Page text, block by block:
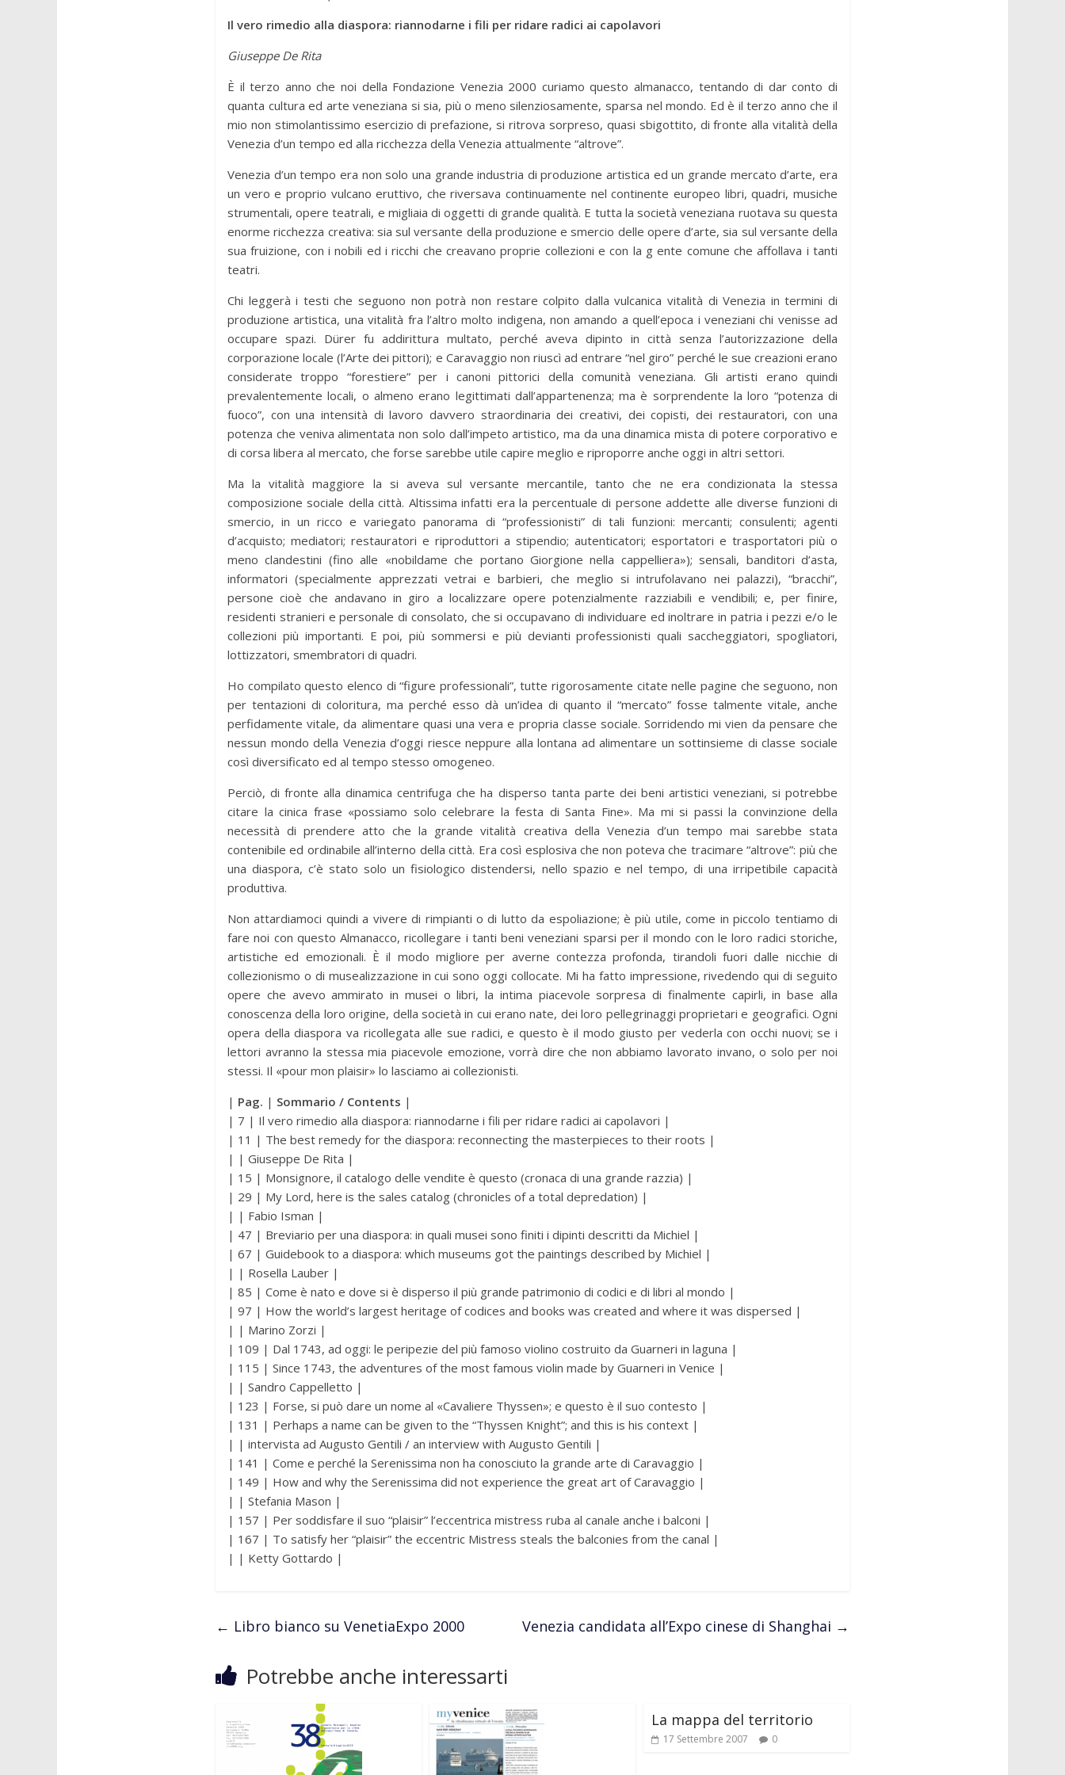
Il vero rimedio alla diaspora: riannodarne i fili per ridare radici ai capolavori
Giuseppe De Rita
È il terzo anno che noi della Fondazione Venezia 2000 curiamo questo almanacco, tentando di dar conto di
quanta cultura ed arte veneziana si sia, più o meno silenziosamente, sparsa nel mondo. Ed è il terzo anno che il
mio non stimolantissimo esercizio di prefazione, si ritrova sorpreso, quasi sbigottito, di fronte alla vitalità della
Venezia d’un tempo ed alla ricchezza della Venezia attualmente “altrove”.
Venezia d’un tempo era non solo una grande industria di produzione artistica ed un grande mercato d’arte, era
un vero e proprio vulcano eruttivo, che riversava continuamente nel continente europeo libri, quadri, musiche
strumentali, opere teatrali, e migliaia di oggetti di grande qualità. E tutta la società veneziana ruotava su questa
enorme ricchezza creativa: sia sul versante della produzione e smercio delle opere d’arte, sia sul versante della
sua fruizione, con i nobili ed i ricchi che creavano proprie collezioni e con la g ente comune che affollava i tanti
teatri.
Chi leggerà i testi che seguono non potrà non restare colpito dalla vulcanica vitalità di Venezia in termini di
produzione artistica, una vitalità fra l’altro molto indigena, non amando a quell’epoca i veneziani chi venisse ad
occupare spazi. Dürer fu addirittura multato, perché aveva dipinto in città senza l’autorizzazione della
corporazione locale (l’Arte dei pittori); e Caravaggio non riuscì ad entrare “nel giro” perché le sue creazioni erano
considerate troppo “forestiere” per i canoni pittorici della comunità veneziana. Gli artisti erano quindi
prevalentemente locali, o almeno erano legittimati dall’appartenenza; ma è sorprendente la loro “potenza di
fuoco”, con una intensità di lavoro davvero straordinaria dei creativi, dei copisti, dei restauratori, con una
potenza che veniva alimentata non solo dall’impeto artistico, ma da una dinamica mista di potere corporativo e
di corsa libera al mercato, che forse sarebbe utile capire meglio e riproporre anche oggi in altri settori.
Ma la vitalità maggiore la si aveva sul versante mercantile, tanto che ne era condizionata la stessa
composizione sociale della città. Altissima infatti era la percentuale di persone addette alle diverse funzioni di
smercio, in un ricco e variegato panorama di “professionisti” di tali funzioni: mercanti; consulenti; agenti
d’acquisto; mediatori; restauratori e riproduttori a stipendio; autenticatori; esportatori e trasportatori più o
meno clandestini (fino alle «nobildame che portano Giorgione nella cappelliera»); sensali, banditori d’asta,
informatori (specialmente apprezzati vetrai e barbieri, che meglio si intrufolavano nei palazzi), “bracchi”,
persone cioè che andavano in giro a localizzare opere potenzialmente razziabili e vendibili; e, per finire,
residenti stranieri e personale di consolato, che si occupavano di individuare ed inoltrare in patria i pezzi e/o le
collezioni più importanti. E poi, più sommersi e più devianti professionisti quali saccheggiatori, spogliatori,
lottizzatori, smembratori di quadri.
Ho compilato questo elenco di “figure professionali”, tutte rigorosamente citate nelle pagine che seguono, non
per tentazioni di coloritura, ma perché esso dà un’idea di quanto il “mercato” fosse talmente vitale, anche
perfidamente vitale, da alimentare quasi una vera e propria classe sociale. Sorridendo mi vien da pensare che
nessun mondo della Venezia d’oggi riesce neppure alla lontana ad alimentare un sottinsieme di classe sociale
così diversificato ed al tempo stesso omogeneo.
Perciò, di fronte alla dinamica centrifuga che ha disperso tanta parte dei beni artistici veneziani, si potrebbe
citare la cinica frase «possiamo solo celebrare la festa di Santa Fine». Ma mi si passi la convinzione della
necessità di prendere atto che la grande vitalità creativa della Venezia d’un tempo mai sarebbe stata
contenibile ed ordinabile all’interno della città. Era così esplosiva che non poteva che tracimare “altrove”: più che
una diaspora, c’è stato solo un fisiologico distendersi, nello spazio e nel tempo, di una irripetibile capacità
produttiva.
Non attardiamoci quindi a vivere di rimpianti o di lutto da espoliazione; è più utile, come in piccolo tentiamo di
fare noi con questo Almanacco, ricollegare i tanti beni veneziani sparsi per il mondo con le loro radici storiche,
artistiche ed emozionali. È il modo migliore per averne contezza profonda, tirandoli fuori dalle nicchie di
collezionismo o di musealizzazione in cui sono oggi collocate. Mi ha fatto impressione, rivedendo qui di seguito
opere che avevo ammirato in musei o libri, la intima piacevole sorpresa di finalmente capirli, in base alla
conoscenza della loro origine, della società in cui erano nate, dei loro pellegrinaggi proprietari e geografici. Ogni
opera della diaspora va ricollegata alle sue radici, e questo è il modo giusto per vederla con occhi nuovi; se i
lettori avranno la stessa mia piacevole emozione, vorrà dire che non abbiamo lavorato invano, o solo per noi
stessi. Il «pour mon plaisir» lo lasciamo ai collezionisti.
| Pag. | Sommario / Contents |
| 7 | Il vero rimedio alla diaspora: riannodarne i fili per ridare radici ai capolavori |
| 11 | The best remedy for the diaspora: reconnecting the masterpieces to their roots |
| | Giuseppe De Rita |
| 15 | Monsignore, il catalogo delle vendite è questo (cronaca di una grande razzia) |
| 29 | My Lord, here is the sales catalog (chronicles of a total depredation) |
| | Fabio Isman |
| 47 | Breviario per una diaspora: in quali musei sono finiti i dipinti descritti da Michiel |
| 67 | Guidebook to a diaspora: which museums got the paintings described by Michiel |
| | Rosella Lauber |
| 85 | Come è nato e dove si è disperso il più grande patrimonio di codici e di libri al mondo |
| 97 | How the world’s largest heritage of codices and books was created and where it was dispersed |
| | Marino Zorzi |
| 109 | Dal 1743, ad oggi: le peripezie del più famoso violino costruito da Guarneri in laguna |
| 115 | Since 1743, the adventures of the most famous violin made by Guarneri in Venice |
| | Sandro Cappelletto |
| 123 | Forse, si può dare un nome al «Cavaliere Thyssen»; e questo è il suo contesto |
| 131 | Perhaps a name can be given to the “Thyssen Knight”; and this is his context |
| | intervista ad Augusto Gentili / an interview with Augusto Gentili |
| 141 | Come e perché la Serenissima non ha conosciuto la grande arte di Caravaggio |
| 149 | How and why the Serenissima did not experience the great art of Caravaggio |
| | Stefania Mason |
| 157 | Per soddisfare il suo “plaisir” l’eccentrica mistress ruba al canale anche i balconi |
| 167 | To satisfy her “plaisir” the eccentric Mistress steals the balconies from the canal |
| | Ketty Gottardo |
← Libro bianco su VenetiaExpo 2000 Venezia candidata all’Expo cinese di Shanghai →
Potrebbe anche interessarti
La mappa del territorio
17 Settembre 2007 0